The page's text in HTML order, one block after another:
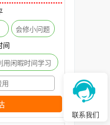
会修小问题
间
用闲暇时间学习
联系我们